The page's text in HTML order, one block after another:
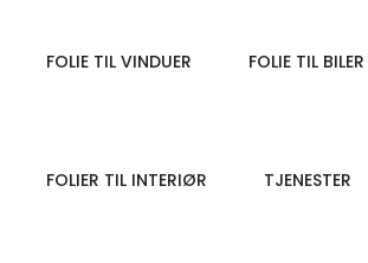
FOLIE TIL VINDUER FOLIE TIL BILER
FOLIER TIL INTERIØR TJENESTER